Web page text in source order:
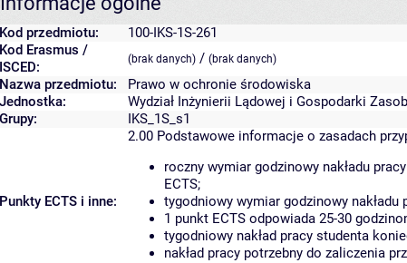
Kod przedmiotu:
100-IKS-1S-261
Kod Erasmus /
ISCED:
(brak danych) / (brak danych)
Nazwa przedmiotu:
Prawo w ochronie środowiska
Jednostka:
Wydział Inżynierii Lądowej i Gospodarki
Grupy:
IKS_1S_s1
Punkty ECTS i inne:
2.00 Podstawowe informacje o zasadach
roczny wymiar godzinowy nakładu
ECTS;
tygodniowy wymiar godzinowy nakładu
1 punkt ECTS odpowiada 25-30
tygodniowy nakład pracy studenta
nakład pracy potrzebny do zaliczenia